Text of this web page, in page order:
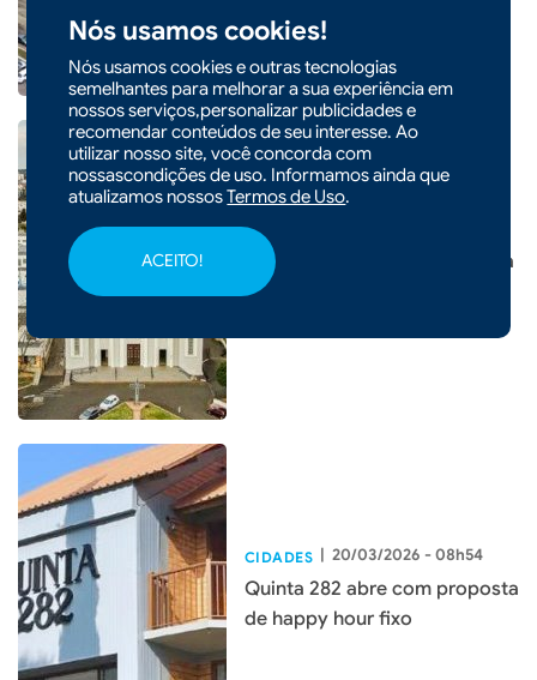
Nós usamos cookies!
Nós usamos cookies e outras tecnologias
semelhantes para melhorar a sua experiência em
nossos serviços,personalizar publicidades e
recomendar conteúdos de seu interesse. Ao
utilizar nosso site, você concorda com
nossascondições de uso. Informamos ainda que
atualizamos nossosTermos de Uso.
ACEITO!
município
| 28/03/2026 - 10h13
Prefeito de Xanxerê apresenta
projetos em congresso
CIDADES | 20/03/2026 - 08h54
Quinta 282 abre com proposta
de happy hour fixo